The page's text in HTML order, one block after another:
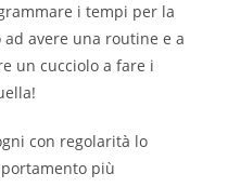
i tempi per la
avere una routine e a
un cucciolo a fare i
con regolarità lo
più